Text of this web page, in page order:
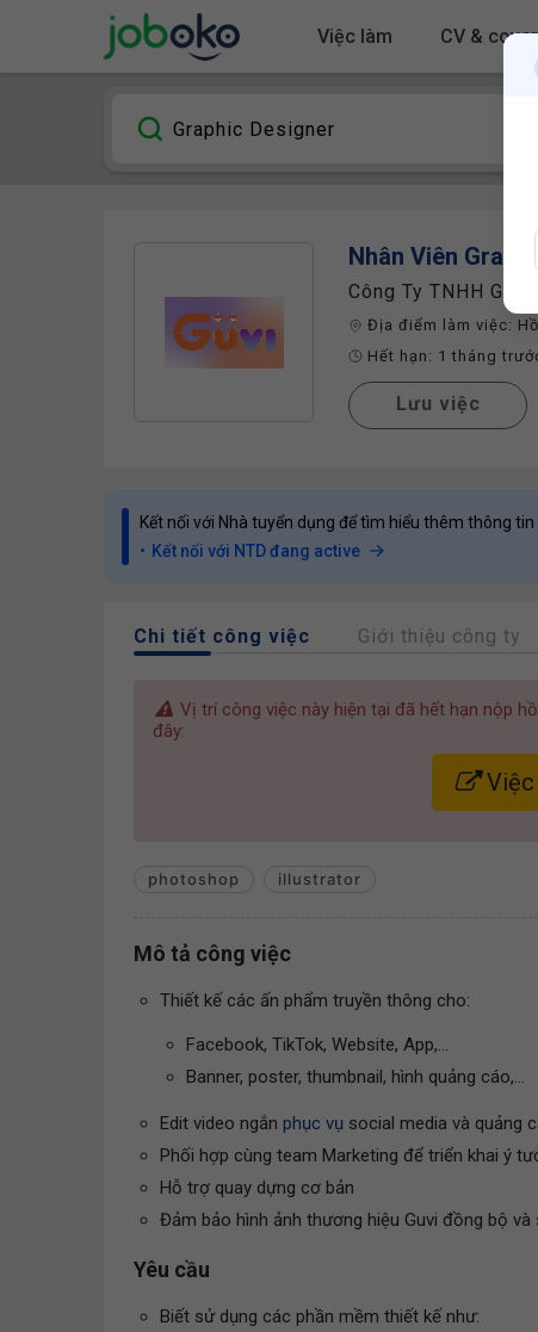
Việc làm CV &
Nhân Viên
Công Ty TNHH Giải
Địa điểm làm việc:
Hết hạn: 1 tháng
Lưu việc
Kết nối với Nhà tuyển dụng để tìm hiểu thêm thông
Kết nối với NTD đang active
Chi tiết công việc Giới thiệu công ty
Vị trí công việc này hiện tại đã hết hạn nộp
đây:
Việc
photoshop illustrator
Mô tả công việc
Thiết kế các ấn phẩm truyền thông cho:
Facebook, TikTok, Website, App,...
Banner, poster, thumbnail, hình quảng cáo,...
Edit video ngắn phục vụ social media và quảng
Phối hợp cùng team Marketing để triển khai ý
Hỗ trợ quay dựng cơ bản
Đảm bảo hình ảnh thương hiệu Guvi đồng bộ và
Yêu cầu
Biết sử dụng các phần mềm thiết kế như: